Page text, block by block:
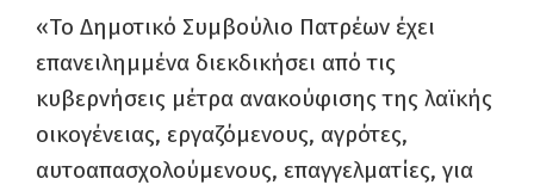
«Το Δημοτικό Συμβούλιο Πατρέων έχει
επανειλημμένα διεκδικήσει από τις
κυβερνήσεις μέτρα ανακούφισης της λαϊκής
οικογένειας, εργαζόμενους, αγρότες,
αυτοαπασχολούμενους, επαγγελματίες, για